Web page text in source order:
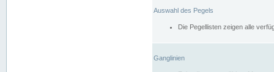
Auswahl des Pegels
Die Pegellisten zeigen alle
Ganglinien